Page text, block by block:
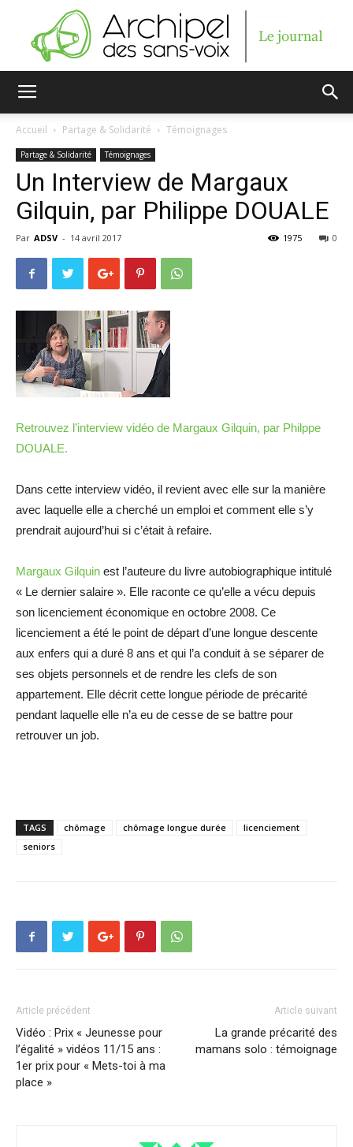
Accueil Partage & Solidarité Témoignages
Partage & Solidarité Témoignages
Un Interview de Margaux
Gilquin, par Philippe DOUALE
Par ADSV - 14 avril 2017 0
1975
Retrouvez l’interview vidéo de Margaux Gilquin, par Philppe
DOUALE.
Dans cette interview vidéo, il revient avec elle sur la manière
avec laquelle elle a cherché un emploi et comment elle s’y
prendrait aujourd’hui si c’était à refaire.
Margaux Gilquin est l’auteure du livre autobiographique intitulé
« Le dernier salaire ». Elle raconte ce qu’elle a vécu depuis
son licenciement économique en octobre 2008. Ce
licenciement a été le point de départ d’une longue descente
aux enfers qui a duré 8 ans et qui l’a conduit à se séparer de
ses objets personnels et de rendre les clefs de son
appartement. Elle décrit cette longue période de précarité
pendant laquelle elle n’a eu de cesse de se battre pour
retrouver un job.
TAGS chômage chômage longue durée
licenciement
seniors
Article précédent
Vidéo : Prix « Jeunesse pour
l’égalité » vidéos 11/15 ans :
1er prix pour « Mets-toi à ma
place »
Article suivant
La grande précarité des
mamans solo : témoignage